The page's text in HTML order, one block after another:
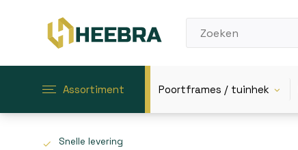
Assortiment Poortframes / tuinhek
Snelle levering